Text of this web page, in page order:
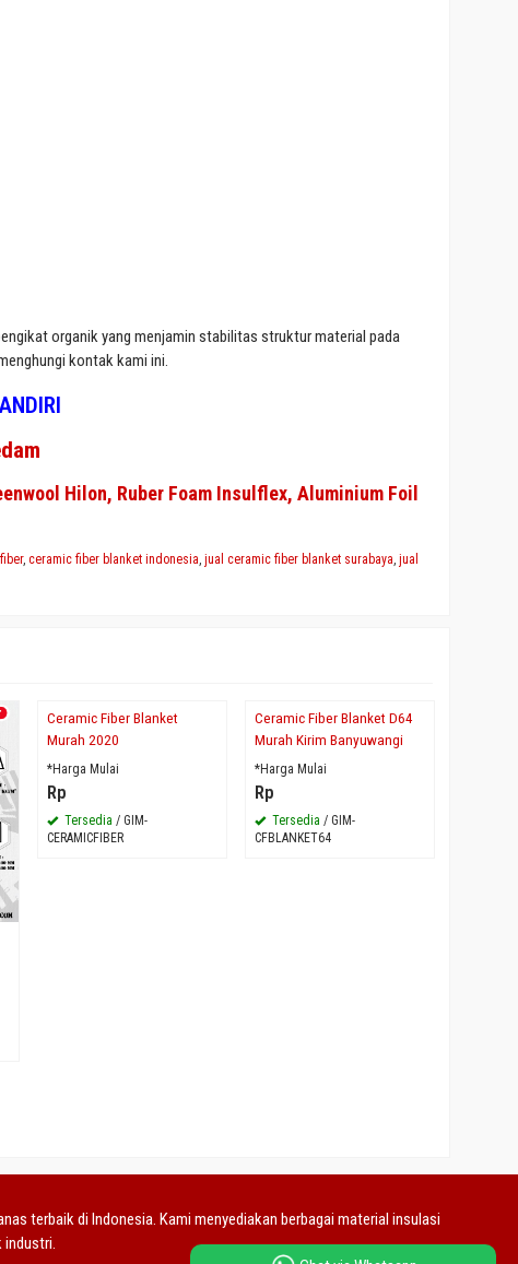
organik yang menjamin stabilitas struktur material pada
kontak kami ini.
Hilon, Ruber Foam Insulflex, Aluminium Foil
,ceramic fiber blanket indonesia,jual ceramic fiber blanket surabaya,jual
Ceramic Fiber Blanket
Murah 2020
*Harga Mulai
Rp
Tersedia / GIM-
CERAMICFIBER
Ceramic Fiber Blanket D64
Murah Kirim Banyuwangi
*Harga Mulai
Rp
Tersedia / GIM-
CFBLANKET64
terbaik di Indonesia. Kami menyediakan berbagai material insulasi
industri.